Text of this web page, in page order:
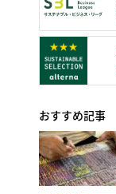
おすすめ記事